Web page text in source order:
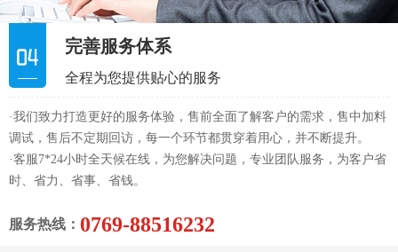
完善服务体系
全程为您提供贴心的服务
·我们致力打造更好的服务体验，售前全面了解客户的需求，售中加料
调试，售后不定期回访，每一个环节都贯穿着用心，并不断提升。
·客服7*24小时全天候在线，为您解决问题，专业团队服务，为客户省
时、省力、省事、省钱。
服务热线： 0769-88516232